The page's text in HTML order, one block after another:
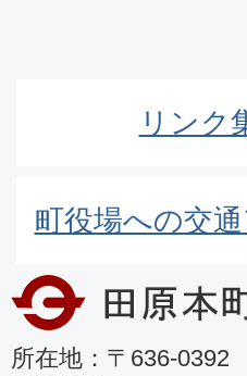
リンク
町役場への交
所在地：〒636-